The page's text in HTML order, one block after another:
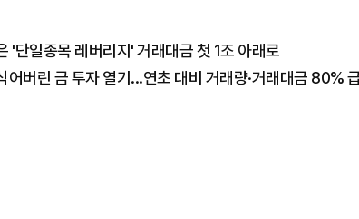
'단일종목 레버리지' 거래대금 첫 1조 아래로
어버린 금 투자 열기...연초 대비 거래량·거래대금 80%